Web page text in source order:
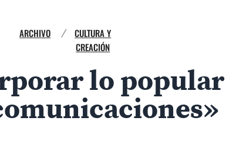
ARCHIVO /
CULTURA Y
CREACIÓN
lo